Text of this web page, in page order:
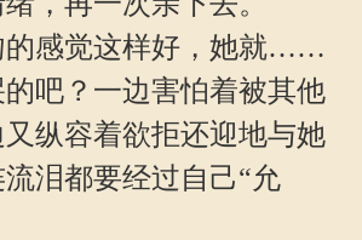
感觉这样好，她就……
吧？一边害怕着被其他
又纵容着欲拒还迎地与她
泪都要经过自己“允